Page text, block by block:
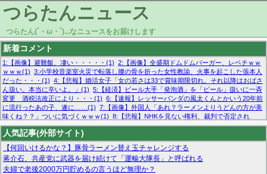
つらたんニュース
つらたん(´・ω・`)...なニュースをお届けします
新着コメント
1:【画像】避難飯、凄い・・・・・(1) 2:【画像】全盛期ドムドムバーガー、レベチｗｗ
ｗｗｗ(1) 3:小学校音楽室火災で転落し腰の骨を折った女性教諭、火事を起こした張本人
だった・・・(1) 4:【悲報】婚活女子「女の若さは33で賞味期限切れ。それ以降はおばさ
ん扱い。本当に辛いよ。」(1) 5:【経済】ビール大手「発泡酒」を「ビール」扱いに一斉
変更 酒税法改正により・・・(1) 6:【速報】レッサーパンダの風太くんとかいう20年前
に流行ったあの子、遂に……(1) 7:【画像】外国人「あれ？ラーメンよりうどんの方が美
味くね？？」ついに気づくｗｗｗ(1) 8:【悲報】NHKを見ない権利、裁判で否定され
る・・・(1) 9:欧州委員長「原発縮小は間違いでした」(1) 10:【悲報】日本企業の人手不
足、限界突破 52%「正社員も足りてません…」(1)
人気記事(外部サイト)
【何回いけるかな？】豚骨ラーメン替え玉チャレンジする
蒋介石、共産党に武器を届け続けて「運輸大隊長」と呼ばれる
夫婦で老後2000万円貯めるの言うほど無理か？